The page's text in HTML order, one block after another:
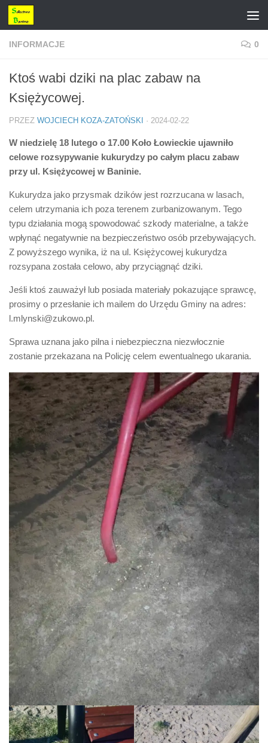
Przejdź do treści
INFORMACJE 0
Ktoś wabi dziki na plac zabaw na
Księżycowej.
PRZEZ WOJCIECH KOZA-ZATOŃSKI · 2024-02-22
W niedzielę 18 lutego o 17.00 Koło Łowieckie ujawniło
celowe rozsypywanie kukurydzy po całym placu zabaw
przy ul. Księżycowej w Baninie.
Kukurydza jako przysmak dzików jest rozrzucana w lasach,
celem utrzymania ich poza terenem zurbanizowanym. Tego
typu działania mogą spowodować szkody materialne, a także
wpłynąć negatywnie na bezpieczeństwo osób przebywających.
Z powyższego wynika, iż na ul. Księżycowej kukurydza
rozsypana została celowo, aby przyciągnąć dziki.
Jeśli ktoś zauważył lub posiada materiały pokazujące sprawcę,
prosimy o przesłanie ich mailem do Urzędu Gminy na adres:
l.mlynski@zukowo.pl.
Sprawa uznana jako pilna i niebezpieczna niezwłocznie
zostanie przekazana na Policję celem ewentualnego ukarania.